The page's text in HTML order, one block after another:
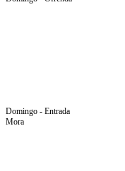
Domingo - Entrada
Mora